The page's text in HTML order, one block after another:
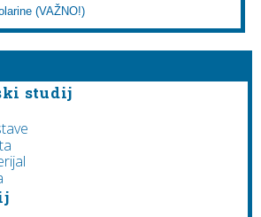
(VAŽNO!)
studij